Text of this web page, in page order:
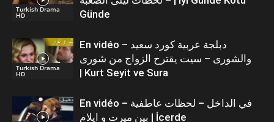
Turkish Drama
HD
Günde
Turkish Drama
HD
En vidéo – دبلجة عربية كورد سعيد
والشورى – سيت يقترح الزواج من شورى
| Kurt Seyit ve Sura
En vidéo – في الداخل – لحظات عاطفية
بين ميرت و ايلام | İcerde